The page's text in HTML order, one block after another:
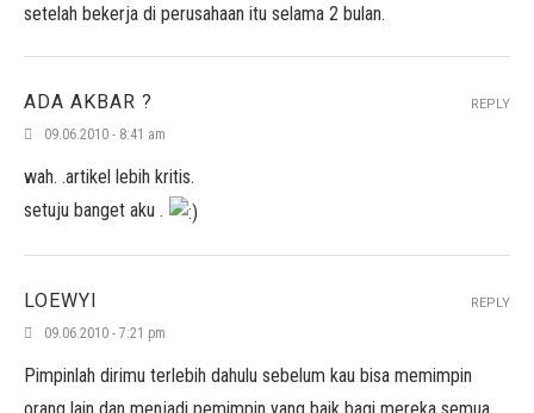
setelah bekerja di perusahaan itu selama 2 bulan.
ADA AKBAR ?
09.06.2010 - 8:41 am
wah. .artikel lebih kritis.
setuju banget aku .
REPLY
LOEWYI
09.06.2010 - 7:21 pm
Pimpinlah dirimu terlebih dahulu sebelum kau bisa memimpin
REPLY